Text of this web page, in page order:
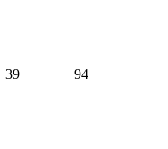
39 94